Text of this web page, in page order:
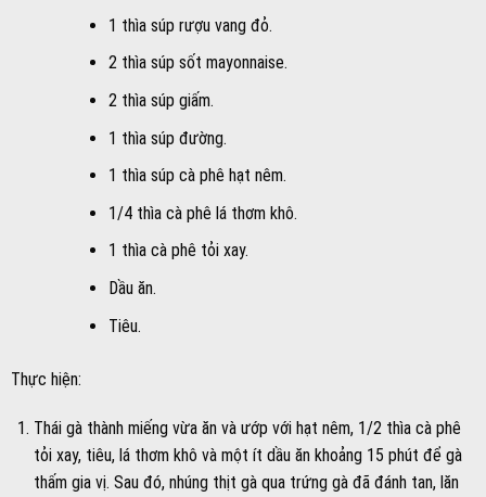
1 thìa súp rượu vang đỏ.
2 thìa súp sốt mayonnaise.
2 thìa súp giấm.
1 thìa súp đường.
1 thìa súp cà phê hạt nêm.
1/4 thìa cà phê lá thơm khô.
1 thìa cà phê tỏi xay.
Dầu ăn.
Tiêu.
Thực hiện:
Thái gà thành miếng vừa ăn và ướp với hạt nêm, 1/2 thìa cà phê
tỏi xay, tiêu, lá thơm khô và một ít dầu ăn khoảng 15 phút để gà
thấm gia vị. Sau đó, nhúng thịt gà qua trứng gà đã đánh tan, lăn